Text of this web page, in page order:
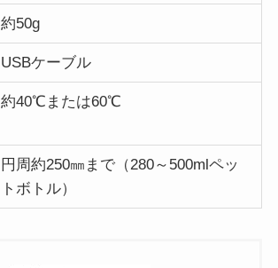
約50g
USBケーブル
約40℃または60℃
円周約250㎜まで（280～500mlペッ
トボトル）